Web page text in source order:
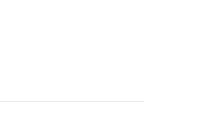
)免運費